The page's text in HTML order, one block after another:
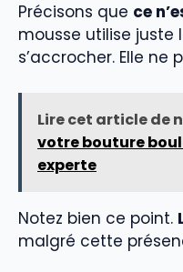
Précisons que ce
mousse utilise juste
s’accrocher. Elle ne
Lire cet article de
votre bouture
experte
Notez bien ce point.
malgré cette